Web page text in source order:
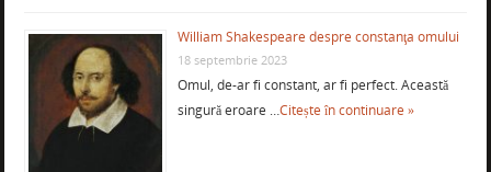
William Shakespeare despre constanţa omului
18 septembrie 2023
Omul, de-ar fi constant, ar fi perfect. Această
singură eroare …Citește în continuare »